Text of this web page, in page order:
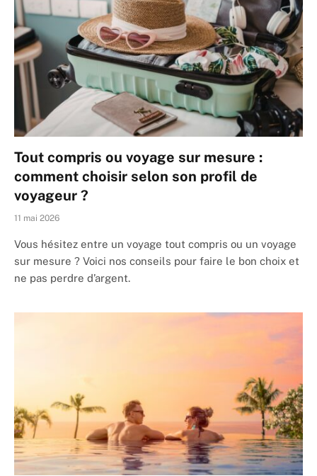
Tout compris ou voyage sur mesure :
comment choisir selon son profil de
voyageur ?
11 mai 2026
Vous hésitez entre un voyage tout compris ou un voyage
sur mesure ? Voici nos conseils pour faire le bon choix et
ne pas perdre d’argent.